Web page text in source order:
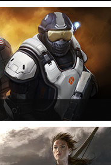
Zombie Studios készölő játéka
Epic Games legújabb motorját, az
Engine 4-et fogja
elmondja, hogy szerinte melyek